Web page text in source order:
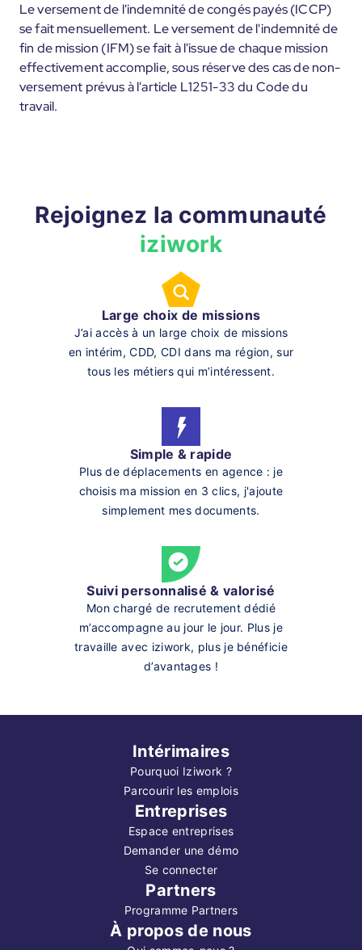
Le versement de l'indemnité de congés payés (ICCP)
se fait mensuellement. Le versement de l'indemnité de
fin de mission (IFM) se fait à l'issue de chaque mission
effectivement accomplie, sous réserve des cas de non-
versement prévus à l'article L1251-33 du Code du
travail.
Rejoignez la communauté
iziwork
Large choix de missions
J’ai accès à un large choix de missions
en intérim, CDD, CDI dans ma région, sur
tous les métiers qui m’intéressent.
Simple & rapide
Plus de déplacements en agence : je
choisis ma mission en 3 clics, j'ajoute
simplement mes documents.
Suivi personnalisé & valorisé
Mon chargé de recrutement dédié
m’accompagne au jour le jour. Plus je
travaille avec iziwork, plus je bénéficie
d’avantages !
Intérimaires
Pourquoi Iziwork ?
Parcourir les emplois
Entreprises
Espace entreprises
Demander une démo
Se connecter
Partners
Programme Partners
À propos de nous